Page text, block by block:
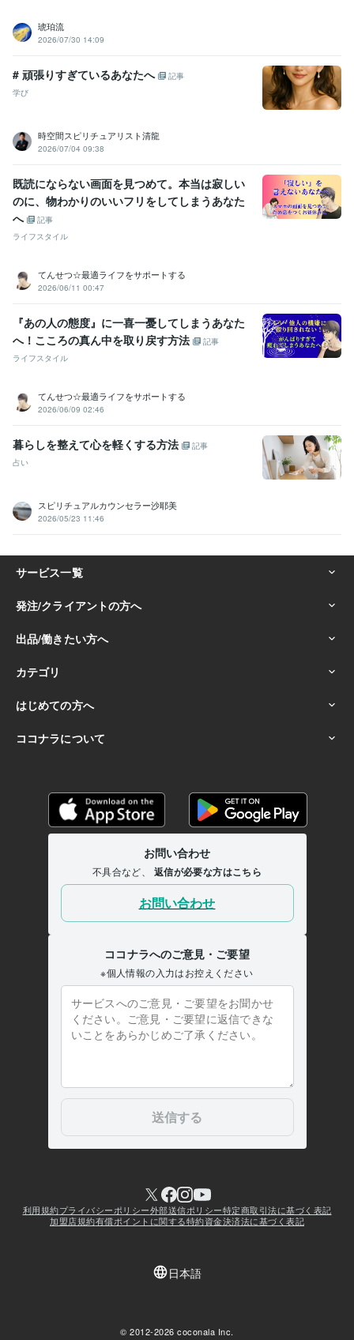
琥珀流
2026/07/30 14:09
# 頑張りすぎているあなたへ
記事
学び
時空間スピリチュアリスト清龍
2026/07/04 09:38
既読にならない画面を見つめて。本当は寂しい
のに、物わかりのいいフリをしてしまうあなた
へ
記事
ライフスタイル
てんせつ☆最適ライフをサポートする
2026/06/11 00:47
『あの人の態度』に一喜一憂してしまうあなた
へ！こころの真ん中を取り戻す方法
記事
ライフスタイル
てんせつ☆最適ライフをサポートする
2026/06/09 02:46
暮らしを整えて心を軽くする方法
記事
占い
スピリチュアルカウンセラー沙耶美
2026/05/23 11:46